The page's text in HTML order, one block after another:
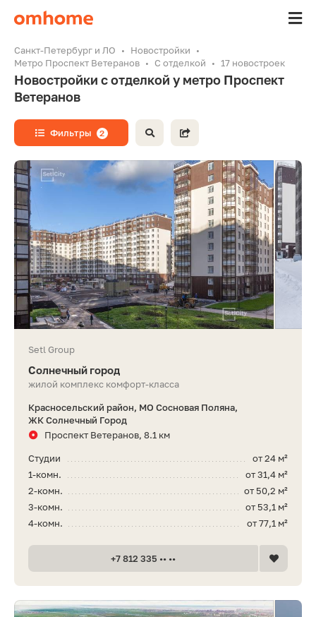
Санкт-Петербург и ЛО
Новостройки
Метро Проспект Ветеранов
С отделкой 17 новостроек
Новостройки с отделкой у метро Проспект
Ветеранов
Фильтры 2
Setl Group
Солнечный город
жилой комплекс комфорт-класса
Красносельский район, МО Сосновая Поляна,
ЖК Солнечный Город
Проспект Ветеранов, 8.1 км
от 24 м²
Студии
от 31,4 м²
1-комн.
от 50,2 м²
2-комн.
от 53,1 м²
3-комн.
от 77,1 м²
4-комн.
+7 812 335 •• ••